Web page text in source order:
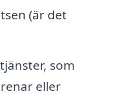
(är det
som
eller